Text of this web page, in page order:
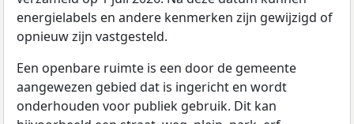
energielabels en andere kenmerken zijn gewijzigd of
opnieuw zijn vastgesteld.
Een openbare ruimte is een door de gemeente
aangewezen gebied dat is ingericht en wordt
onderhouden voor publiek gebruik. Dit kan